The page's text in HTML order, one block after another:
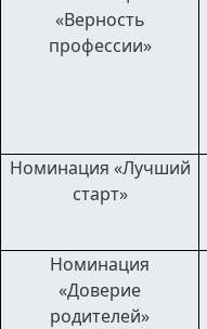
«Верность
профессии»
Номинация «Лучший
старт»
Номинация
«Доверие
родителей»